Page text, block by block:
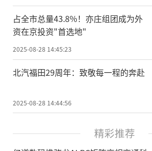
占全市总量43.8%！亦庄组团成为外
资在京投资"首选地"
2025-08-28 14:45:23
北汽福田29周年：致敬每一程的奔赴
2025-08-28 14:44:56
精彩推荐